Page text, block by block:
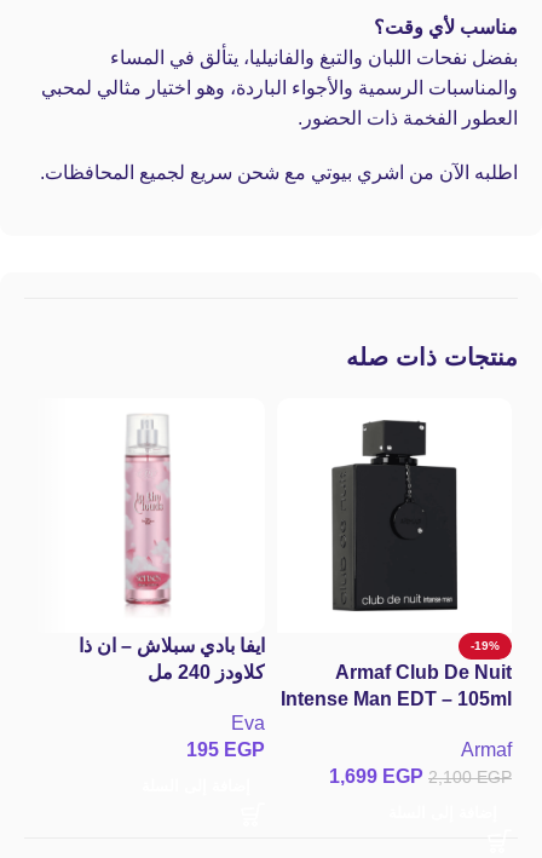
مناسب لأي وقت؟
بفضل نفحات اللبان والتبغ والفانيليا، يتألق في المساء
والمناسبات الرسمية والأجواء الباردة، وهو اختيار مثالي لمحبي
العطور الفخمة ذات الحضور.
اطلبه الآن من اشري بيوتي مع شحن سريع لجميع المحافظات.
منتجات ذات صله
-19%
Armaf Club De Nuit
Intense Man EDT – 105ml
مان من أرماف – ملك
الإطراءات والفوحان
Armaf
2,100EGP
1,699 EGP
ايفا بادي سبلاش – ان ذا
كلاودز 240 مل
Eva
195 EGP